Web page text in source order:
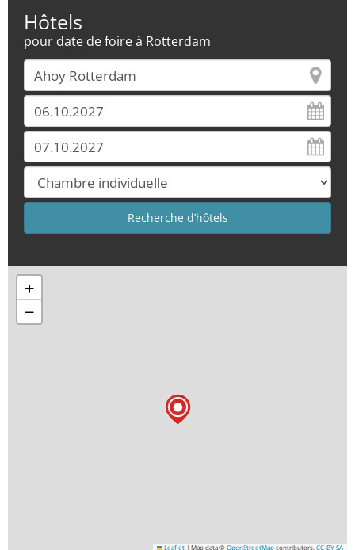
Hôtels
pour date de foire à Rotterdam
+
−
Leaflet | Map data © OpenStreetMap contributors, CC-BY-SA